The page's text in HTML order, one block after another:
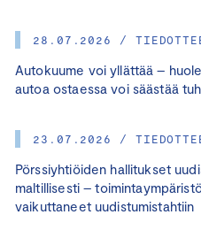
28.07.2026 /
Autokuume voi yllättää –
autoa ostaessa voi säästää
23.07.2026 /
Pörssiyhtiöiden hallitukset
maltillisesti –
vaikuttaneet uudistumistahtiin